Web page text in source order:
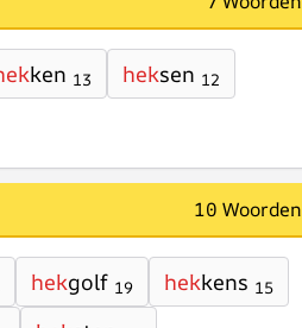
ken 13 heksen 12
10 Woorden
hekgolf 19 hekkens 15